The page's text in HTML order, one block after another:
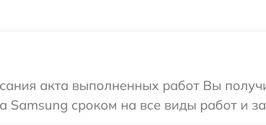
акта выполненных работ Вы
Samsung сроком на все виды работ и